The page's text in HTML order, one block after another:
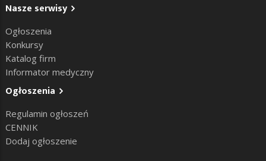
Nasze serwisy
Ogłoszenia
Konkursy
Katalog firm
Informator medyczny
Ogłoszenia
Regulamin ogłoszeń
CENNIK
Dodaj ogłoszenie